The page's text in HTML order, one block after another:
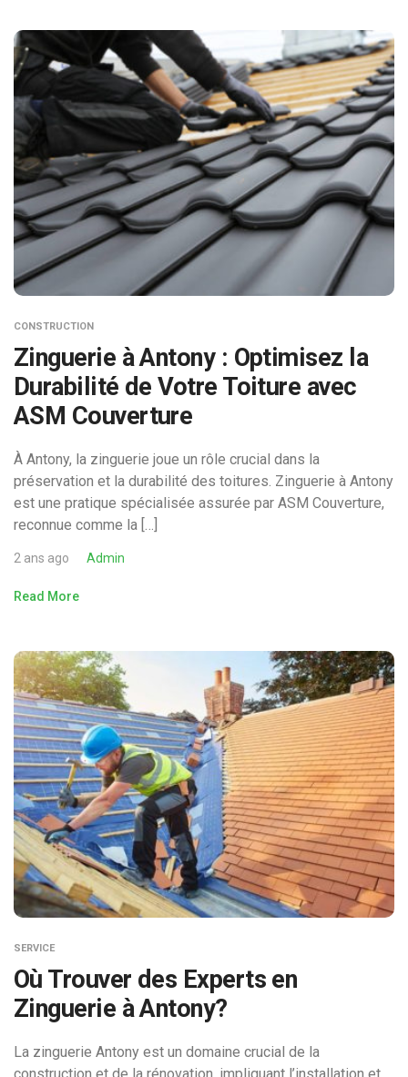
CONSTRUCTION
Zinguerie à Antony : Optimisez la
Durabilité de Votre Toiture avec
ASM Couverture
À Antony, la zinguerie joue un rôle crucial dans la
préservation et la durabilité des toitures. Zinguerie à Antony
est une pratique spécialisée assurée par ASM Couverture,
reconnue comme la […]
2 ans ago Admin
Read More
SERVICE
Où Trouver des Experts en
Zinguerie à Antony?
La zinguerie Antony est un domaine crucial de la